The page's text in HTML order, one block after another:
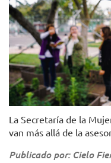
La Secretaría de la
van más allá de la
Publicado por: Cielo